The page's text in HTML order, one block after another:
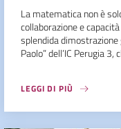
La matematica non è
collaborazione e
splendida dimostrazione
Paolo” dell’IC Perugia
LEGGI DI PIÙ